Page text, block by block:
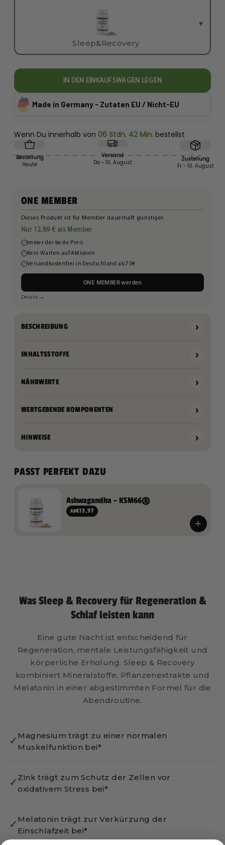
Sleep&Recovery
▾
IN DEN EINKAUFSWAGEN LEGEN
Made in Germany - Zutaten EU / Nicht-EU
Wenn Du innerhalb von 06 Stdn. 42 Min. bestellst
Bestellung
Heute
Versand
Do - 10. August
Zustellung
Fr - 10. August
ONE MEMBER
Dieses Produkt ist für Member dauerhaft günstiger.
Nur 12,89 € als Member
✓ Immer der beste Preis
✓ Kein Warten auf Aktionen
✓ Versandkostenfrei in Deutschland ab 70€
ONE MEMBER werden
Details →
BESCHREIBUNG ›
INHALTSSTOFFE ›
NÄHRWERTE ›
WERTGEBENDE KOMPONENTEN ›
HINWEISE ›
PASST PERFEKT DAZU
+
Ashwagandha - KSM66®
AB€13,97
Was Sleep & Recovery für Regeneration &
Schlaf leisten kann
Eine gute Nacht ist entscheidend für
Regeneration, mentale Leistungsfähigkeit und
körperliche Erholung. Sleep & Recovery
kombiniert Mineralstoffe, Pflanzenextrakte und
Melatonin in einer abgestimmten Formel für die
Abendroutine.
✓ Magnesium trägt zu einer normalen
Muskelfunktion bei*
✓ Zink trägt zum Schutz der Zellen vor
oxidativem Stress bei*
✓ Melatonin trägt zur Verkürzung der
Einschlafzeit bei*